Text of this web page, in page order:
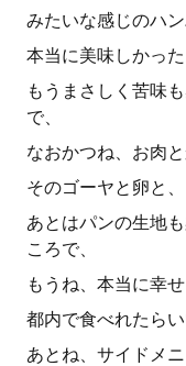
みたいな感じのハ
本当に美味しかった
もうまさしく苦味
で、
なおかつね、お肉
そのゴーヤと卵と、
あとはパンの生地
ころで、
もうね、本当に幸
都内で食べれたら
あとね、サイドメ